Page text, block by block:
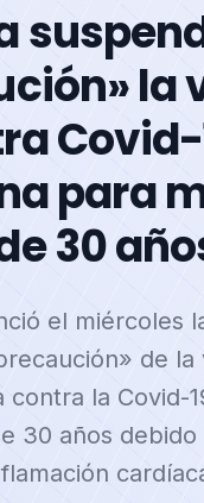
la
Covid-
para
30
el miércoles
de la
contra la Covid-
30 años debido